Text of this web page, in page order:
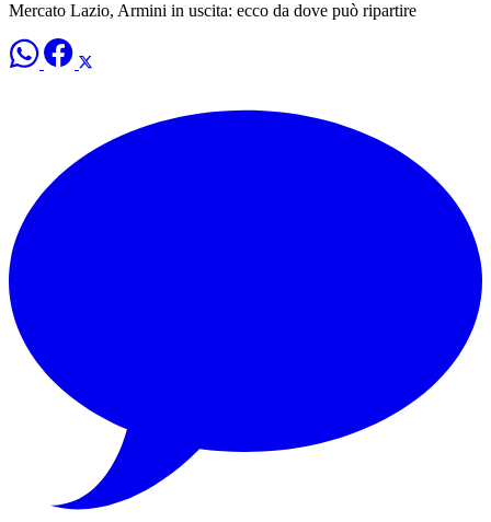
Mercato Lazio, Armini in uscita: ecco da dove può ripartire